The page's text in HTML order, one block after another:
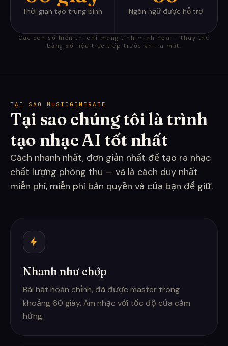
Thời gian tạo trung bình Ngôn ngữ được hỗ trợ
Các con số hiển thị chỉ mang tính minh họa — thay thế
bằng số liệu trực tiếp trước khi ra mắt.
TẠI SAO MUSICGENERATE
Tại sao chúng tôi là trình
tạo nhạc AI tốt nhất
Cách nhanh nhất, đơn giản nhất để tạo ra nhạc
chất lượng phòng thu — và là cách duy nhất
miễn phí, miễn phí bản quyền và của bạn để giữ.
Nhanh như chớp
Bài hát hoàn chỉnh, đã được master trong
khoảng 60 giây. Âm nhạc với tốc độ của cảm
hứng.